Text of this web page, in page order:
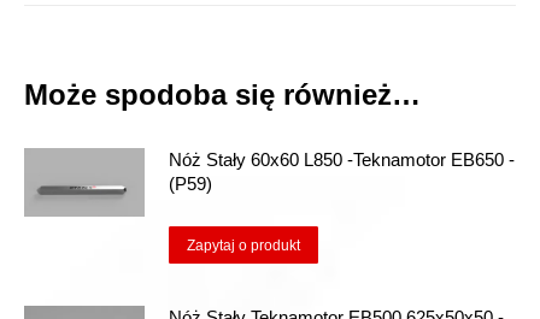
Może spodoba się również…
Nóż Stały 60x60 L850 -Teknamotor EB650 -
(P59)
Zapytaj o produkt